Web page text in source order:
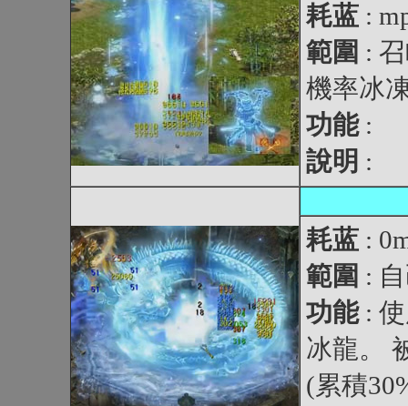
耗蓝 :
範圍 :
機率冰
功能 :
說明 :
耗蓝 :
範圍 :
功能 :
冰龍。
(累積